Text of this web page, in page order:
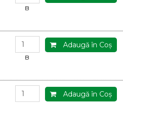
B
Adaugă în Coş
B
Adaugă în Coş